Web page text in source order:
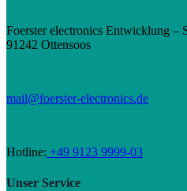
Foerster electronics Entwicklung –
91242 Ottensoos
mail@foerster-electronics.de
Hotline: +49 9123 9999-03
Unser Service